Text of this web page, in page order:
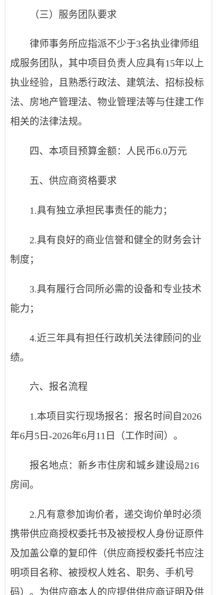
（三）服务团队要求
律师事务所应指派不少于3名执业律师组
成服务团队，其中项目负责人应具有15年以上
执业经验，且熟悉行政法、建筑法、招标投标
法、房地产管理法、物业管理法等与住建工作
相关的法律法规。
四、本项目预算金额：人民币6.0万元
五、供应商资格要求
1.具有独立承担民事责任的能力；
2.具有良好的商业信誉和健全的财务会计
制度；
3.具有履行合同所必需的设备和专业技术
能力；
4.近三年具有担任行政机关法律顾问的业
绩。
六、报名流程
1.本项目实行现场报名：报名时间自2026
年6月 5 日-2026年6月 11 日 （工作时间） 。
报名地点：新乡市住房和城乡建设局216
房间。
2.凡有意参加询价者，递交询价单时必须
携带供应商授权委托书及被授权人身份证原件
及加盖公章的复印件（供应商授权委托书应注
明项目名称、被授权人姓名、职务、手机号
码）。为供应商本人的应提供供应商证明及供